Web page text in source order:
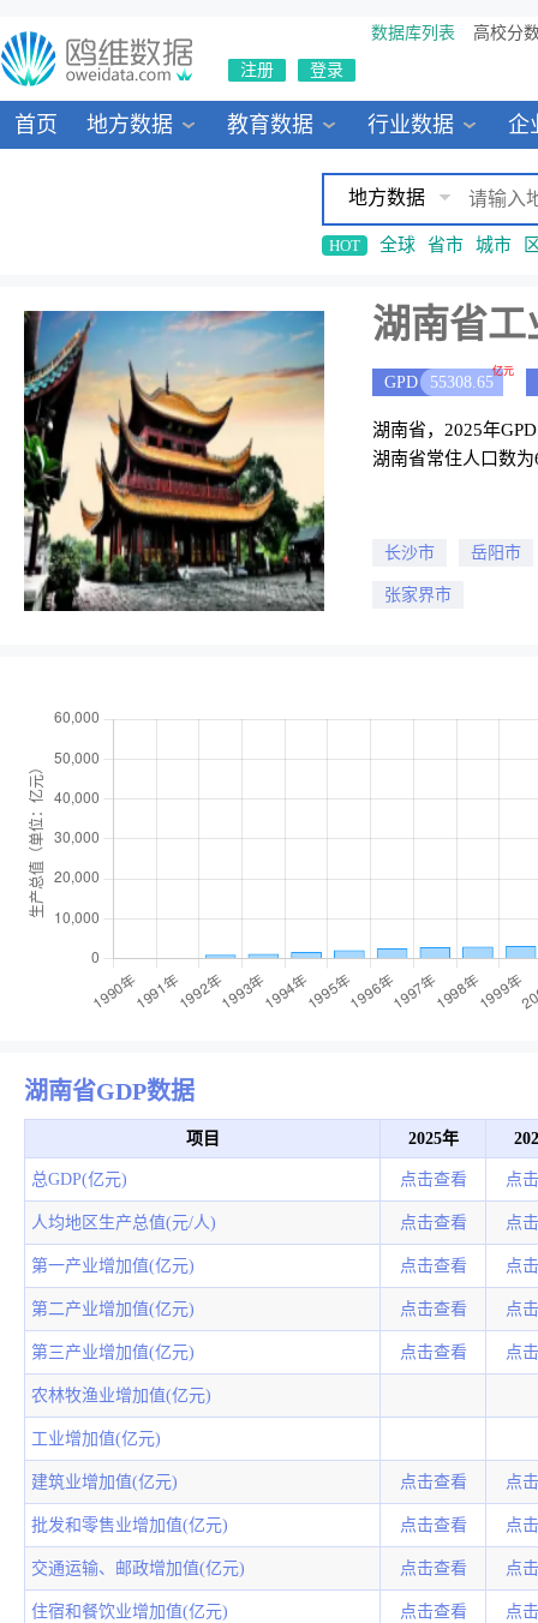
数据库列表 高校分
注册 登录
首页 地方数据 教育数据 行业数据 企
地方数据
HOT 全球 省市 城市
湖南省工
GPD 55308.65
亿元
湖南省，2025年
湖南省常住人口数
长沙市 岳阳市
张家界市
湖南省GDP数据
项目 2025年
总GDP(亿元) 点击查看 点
人均地区生产总值(元/人) 点击查看 点
第一产业增加值(亿元) 点击查看 点
第二产业增加值(亿元) 点击查看 点
第三产业增加值(亿元) 点击查看 点
农林牧渔业增加值(亿元)
工业增加值(亿元)
建筑业增加值(亿元) 点击查看 点
批发和零售业增加值(亿元) 点击查看 点
交通运输、邮政增加值(亿元) 点击查看 点
住宿和餐饮业增加值(亿元) 点击查看 点